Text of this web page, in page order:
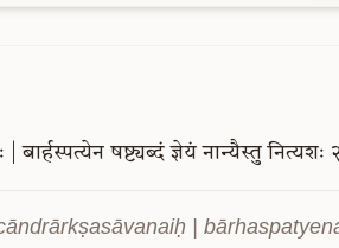
बार्हस्पत्येन षष्ट्यब्दं ज्ञेयं नान्यैस्तु नित्यशः २
|